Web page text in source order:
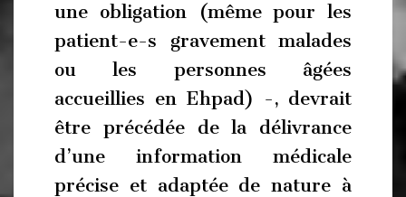
une obligation (même pour les
patient-e-s gravement malades
ou les personnes âgées
accueillies en Ehpad) -, devrait
être précédée de la délivrance
d’une information médicale
précise et adaptée de nature à